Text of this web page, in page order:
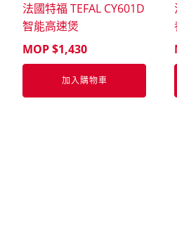
法國特福 TEFAL CY601D
智能高速煲
MOP $1,430
加入購物車